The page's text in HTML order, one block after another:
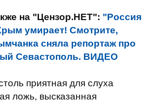
на "Цензор.НЕТ": "Россия
умирает! Смотрите,
сняла репортаж про
Севастополь. ВИДЕО
приятная для слуха
ложь, высказанная